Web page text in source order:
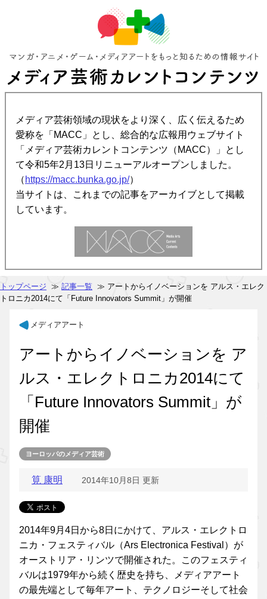
メディア芸術領域の現状をより深く、広く伝えるため
愛称を「MACC」とし、総合的な広報用ウェブサイト
「メディア芸術カレントコンテンツ（MACC）」とし
て令和5年2月13日リニューアルオープンしました。
（ https://macc.bunka.go.jp/）
当サイトは、これまでの記事をアーカイブとして掲載
しています。
トップページ ≫ 記事一覧 ≫ アートからイノベーションを アルス・エレク
トロニカ2014にて「Future Innovators Summit」が開催
メディアアート
アートからイノベーションを ア
ルス・エレクトロニカ2014にて
「Future Innovators Summit」が
開催
ヨーロッパのメディア芸術
筧 康明 2014年10月8日 更新
2014年9月4日から8日にかけて、アルス・エレクトロ
ニカ・フェスティバル（Ars Electronica Festival）が
オーストリア・リンツで開催された。このフェスティ
バルは1979年から続く歴史を持ち、メディアアート
の最先端として毎年アート、テクノロジーそして社会